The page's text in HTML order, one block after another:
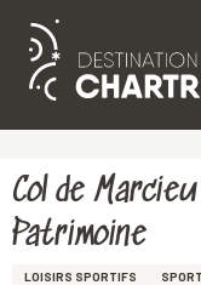
Aller
principal
Col de
Patrimoine
LOISIRS SPORTIFS